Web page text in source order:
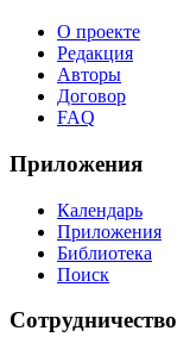
О проекте
Редакция
Авторы
Договор
FAQ
Приложения
Календарь
Приложения
Библиотека
Поиск
Сотрудничество